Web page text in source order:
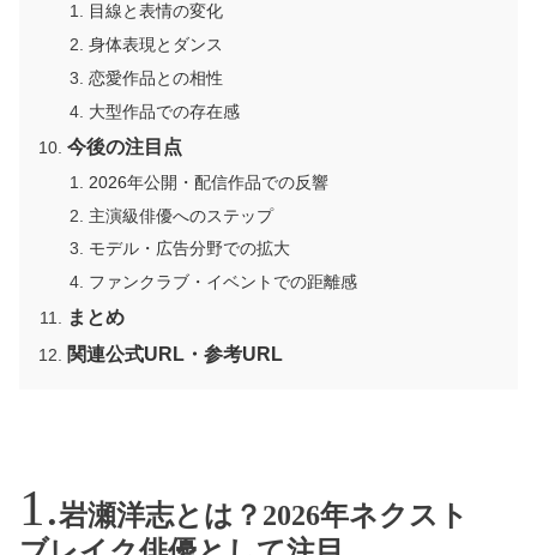
目線と表情の変化
身体表現とダンス
恋愛作品との相性
大型作品での存在感
今後の注目点
2026年公開・配信作品での反響
主演級俳優へのステップ
モデル・広告分野での拡大
ファンクラブ・イベントでの距離感
まとめ
関連公式URL・参考URL
岩瀬洋志とは？2026年ネクスト